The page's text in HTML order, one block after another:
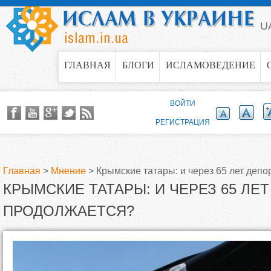
Jump to navigation
ГЛАВНАЯ БЛОГИ ИСЛАМОВЕДЕНИЕ
В
ы
Главная > Мнение > Крымские татары: и через 65 лет
КРЫМСКИЕ ТАТАРЫ: И ЧЕРЕЗ 65
ПРОДОЛЖАЕТСЯ?
ВОЙТИ
РЕГИСТРАЦИЯ